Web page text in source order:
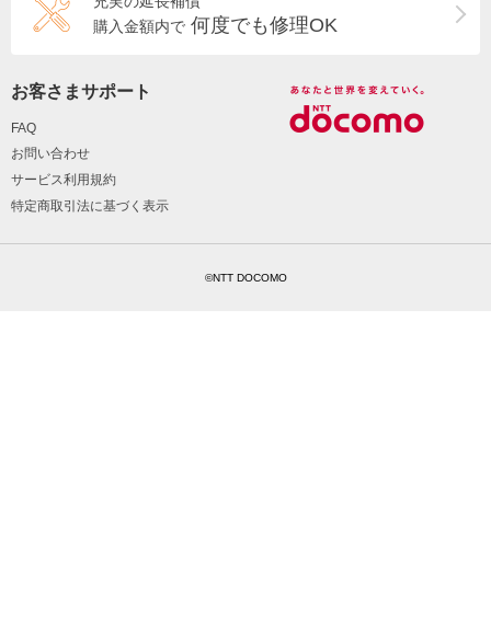
購入金額内で 何度でも修理OK
お客さまサポート
FAQ
お問い合わせ
サービス利用規約
特定商取引法に基づく表示
©NTT DOCOMO